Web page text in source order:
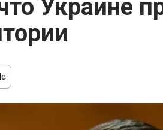
Украине